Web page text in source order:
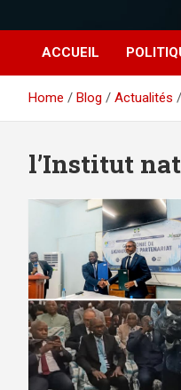
ACCUEIL
Home Blog Actualités
l’Institut